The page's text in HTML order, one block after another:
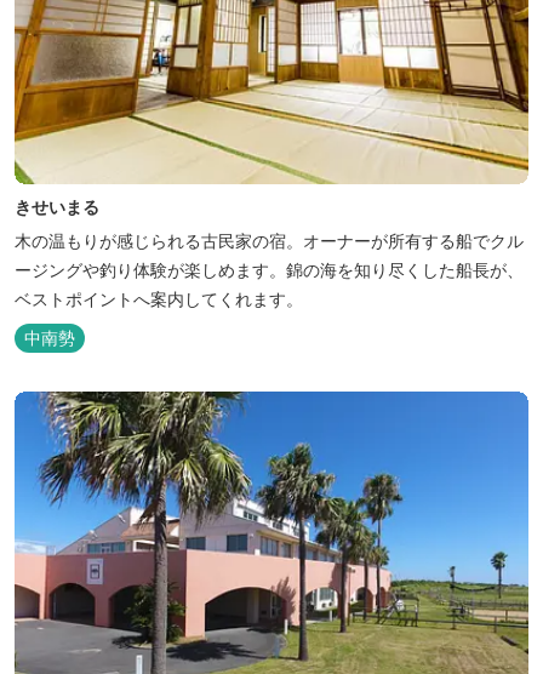
きせいまる
木の温もりが感じられる古民家の宿。オーナーが所有する船でクル
ージングや釣り体験が楽しめます。錦の海を知り尽くした船長が、
ベストポイントへ案内してくれます。
中南勢